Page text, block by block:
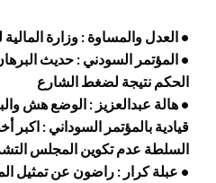
• العدل والمساوة : وزارة
• المؤتمر السودني : حديث
الحكم نتيجة لضغط الشارع
• هالة عبدالعزيز : الوضع هش
قيادية بالمؤتمر السوداني : اكبر
السلطة عدم تكوين المجلس
• عبلة كرار : راضون عن تمثيل